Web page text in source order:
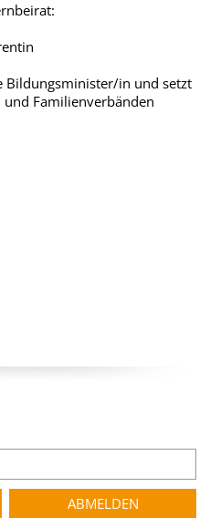
Bildungsminister/in und setzt
Familienverbänden